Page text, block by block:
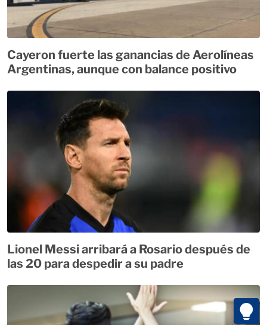
Cayeron fuerte las ganancias de Aerolíneas
Argentinas, aunque con balance positivo
Lionel Messi arribará a Rosario después de
las 20 para despedir a su padre